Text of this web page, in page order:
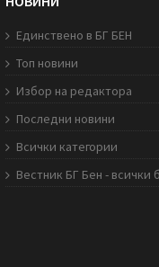
Единствено в БГ БЕН
Топ новини
Избор на редактора
Последни новини
Всички категории
Вестник БГ Бен - всички